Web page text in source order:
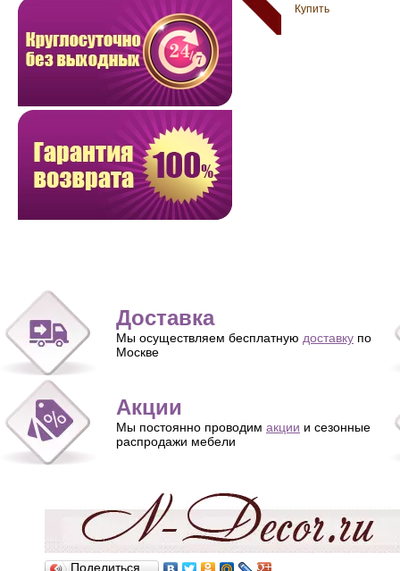
Купить
Доставка
Мы осуществляем бесплатную доставку по
Москве
Акции
Мы постоянно проводим акции и сезонные
распродажи мебели
Поделиться…